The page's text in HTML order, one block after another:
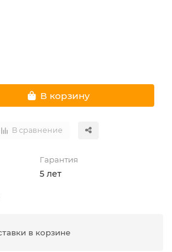
В корзину
В сравнение
Гарантия
5 лет
в корзине